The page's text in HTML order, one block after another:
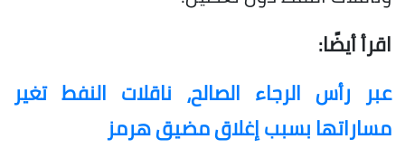
اقرأ أيضًا:
عبر رأس الرجاء الصالح، ناقلات النفط تغير
مساراتها بسبب إغلاق مضيق هرمز